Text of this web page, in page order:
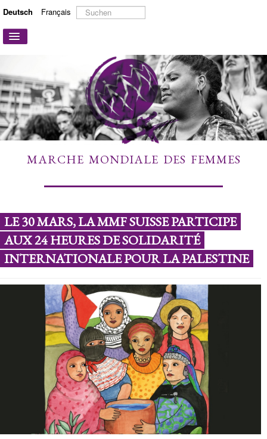
Deutsch Français
Suchen
...
Navigation
ÜBER UNS
AKTIONEN UND KAMPAGNEN
MITMACHEN
MEHR ERFAHREN
MARCHE MONDIALE DES FEMMES
LE 30 MARS, LA MMF SUISSE PARTICIPE
AUX 24 HEURES DE SOLIDARITÉ
INTERNATIONALE POUR LA PALESTINE